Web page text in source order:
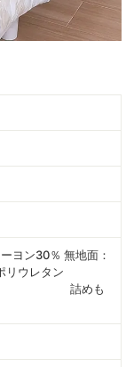
ヨン30％ 無地面：
リウレタン
も